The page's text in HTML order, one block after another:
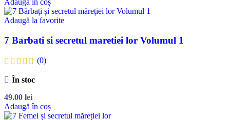
Adaugă în coș
Adaugă la favorite
7 Barbati si secretul maretiei lor Volumul 1
(0)
În stoc
49.00 lei
Adaugă în coș